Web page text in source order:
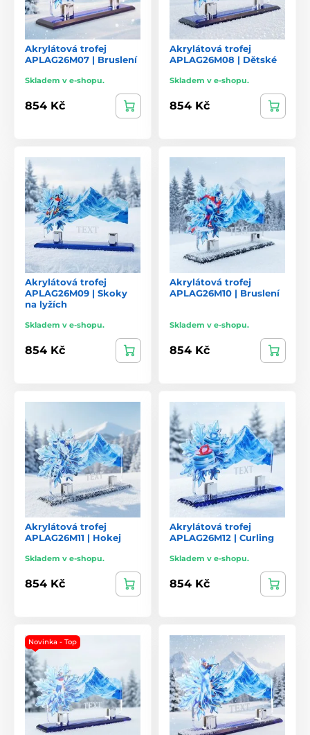
Akrylátová trofej
APLAG26M07 | Bruslení
Skladem v e-shopu.
854 Kč
Akrylátová trofej
APLAG26M08 | Dětské
Skladem v e-shopu.
854 Kč
Akrylátová trofej
APLAG26M09 | Skoky
na lyžích
Skladem v e-shopu.
854 Kč
Akrylátová trofej
APLAG26M10 | Bruslení
Skladem v e-shopu.
854 Kč
Akrylátová trofej
APLAG26M11 | Hokej
Skladem v e-shopu.
854 Kč
Akrylátová trofej
APLAG26M12 | Curling
Skladem v e-shopu.
854 Kč
Novinka - Top